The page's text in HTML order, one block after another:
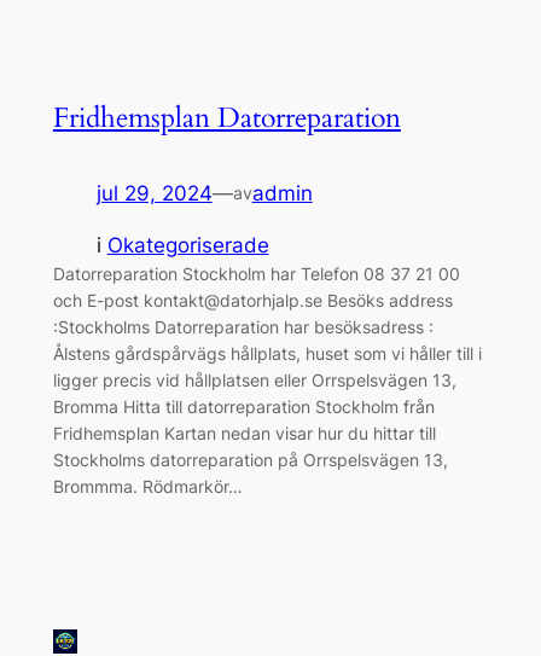
Fridhemsplan Datorreparation
jul 29, 2024—avadmin
i Okategoriserade
Datorreparation Stockholm har Telefon 08 37 21 00
och E-post kontakt@datorhjalp.se Besöks address
:Stockholms Datorreparation har besöksadress :
Ålstens gårdspårvägs hållplats, huset som vi håller till i
ligger precis vid hållplatsen eller Orrspelsvägen 13,
Bromma Hitta till datorreparation Stockholm från
Fridhemsplan Kartan nedan visar hur du hittar till
Stockholms datorreparation på Orrspelsvägen 13,
Brommma. Rödmarkör…